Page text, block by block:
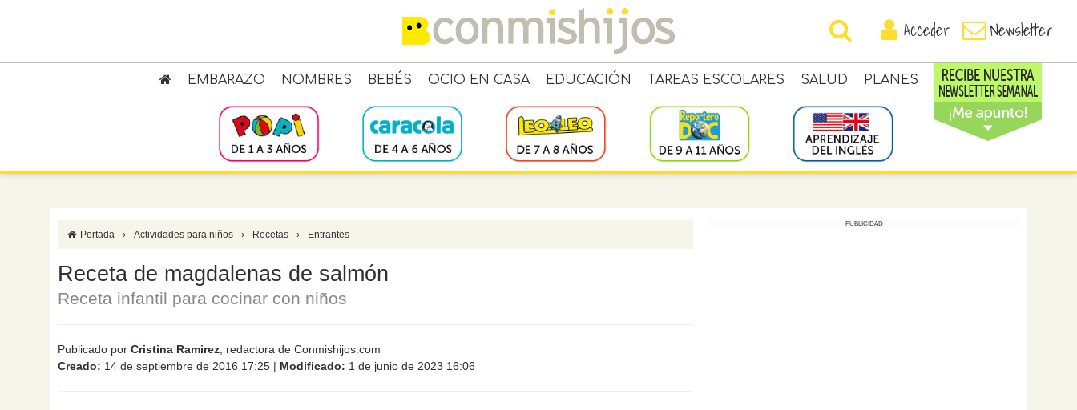
Acceder Newsletter
EMBARAZO NOMBRES BEBÉS OCIO EN CASA EDUCACIÓN TAREAS ESCOLARES SALUD PLANES
Portada › Actividades para niños › Recetas › Entrantes
Receta de magdalenas de salmón
Receta infantil para cocinar con niños
Publicado por Cristina Ramirez , redactora de Conmishijos.com
Creado: 14 de septiembre de 2016 17:25 | Modificado: 1 de junio de 2023 16:06
PUBLICIDAD